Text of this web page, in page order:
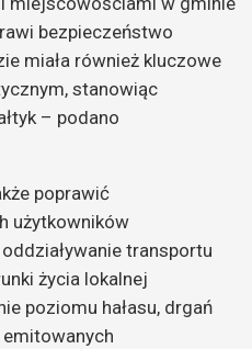
bezpieczeństwo
miała również kluczowe
stanowiąc
– podano
poprawić
użytkowników
transportu
życia lokalnej
poziomu hałasu, drgań